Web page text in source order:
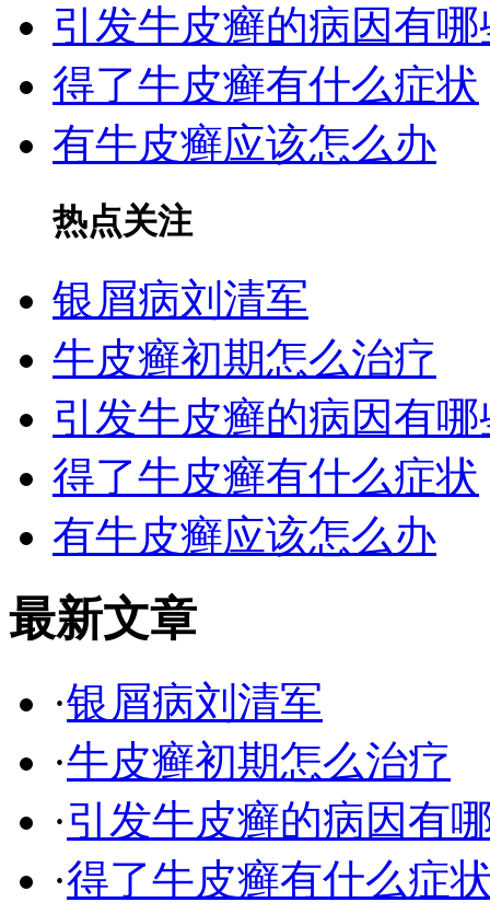
引发牛皮癣的病因有哪
得了牛皮癣有什么症状
有牛皮癣应该怎么办
热点关注
银屑病刘清军
牛皮癣初期怎么治疗
引发牛皮癣的病因有哪
得了牛皮癣有什么症状
有牛皮癣应该怎么办
最新文章
·银屑病刘清军
·牛皮癣初期怎么治疗
·引发牛皮癣的病因有
·得了牛皮癣有什么症